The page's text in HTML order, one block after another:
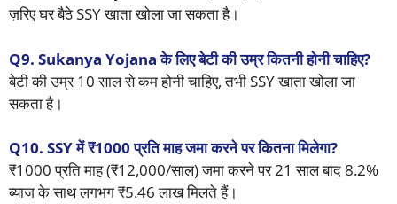
ज़रिए घर बैठे SSY खाता खोला जा सकता है।
Q9. Sukanya Yojana के लिए बेटी की उम्र कितनी होनी चाहिए?
बेटी की उम्र 10 साल से कम होनी चाहिए, तभी SSY खाता खोला जा
सकता है।
Q10. SSY में ₹1000 प्रति माह जमा करने पर कितना मिलेगा?
₹1000 प्रति माह (₹12,000/साल) जमा करने पर 21 साल बाद 8.2%
ब्याज के साथ लगभग ₹5.46 लाख मिलते हैं।